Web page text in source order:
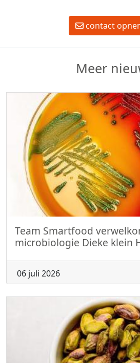
contact
Meer
Team Smartfood
microbiologie Dieke klein
06 juli 2026